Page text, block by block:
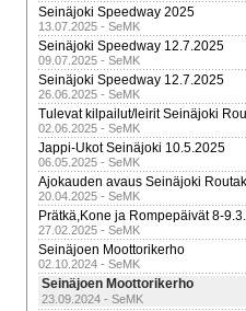
Seinäjoki Speedway 2025
13.07.2025 - SeMK
Seinäjoki Speedway 12.7.2025
09.07.2025 - SeMK
Seinäjoki Speedway 12.7.2025
26.06.2025 - SeMK
Tulevat kilpailut/leirit Seinäjoki
02.06.2025 - SeMK
Jappi-Ukot Seinäjoki 10.5.2025
06.05.2025 - SeMK
Ajokauden avaus Seinäjoki
20.04.2025 - SeMK
Prätkä,Kone ja Rompepäivät 8-
27.02.2025 - SeMK
Seinäjoen Moottorikerho
02.10.2024 - SeMK
Seinäjoen Moottorikerho
23.09.2024 - SeMK